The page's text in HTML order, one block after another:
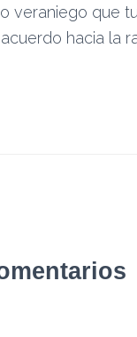
veraniego que
hacia la